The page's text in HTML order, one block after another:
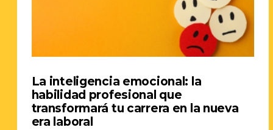
La inteligencia emocional: la
habilidad profesional que
transformará tu carrera en la nueva
era laboral